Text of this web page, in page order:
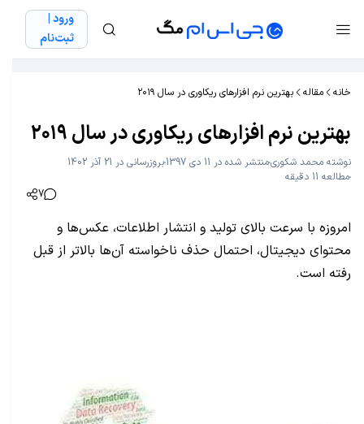
ورود |
ثبت‌نام
خانه مقاله بهترین نرم افزارهای ریکاوری در سال ۲۰۱۹
بهترین نرم افزارهای ریکاوری در سال ۲۰۱۹
نوشته محمد شکوریمنتشر شده در 11 دی 1397
بروزرسانی در 21 آذر 1402
مطالعه 11 دقیقه
7
امروزه با سرعت بالای تولید و انتشار اطلاعات، عکس‌ها و
محتوای دیجیتال، احتمال حذف ناخواسته آن‌ها بالاتر از قبل
رفته است.